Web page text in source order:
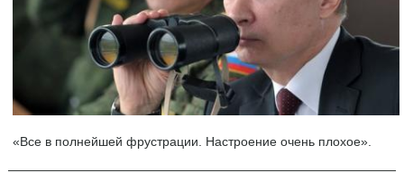
«Все в полнейшей фрустрации. Настроение очень плохое».